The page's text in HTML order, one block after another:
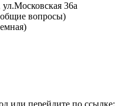
36а
общие вопросы)
или перейдите по ссылке: